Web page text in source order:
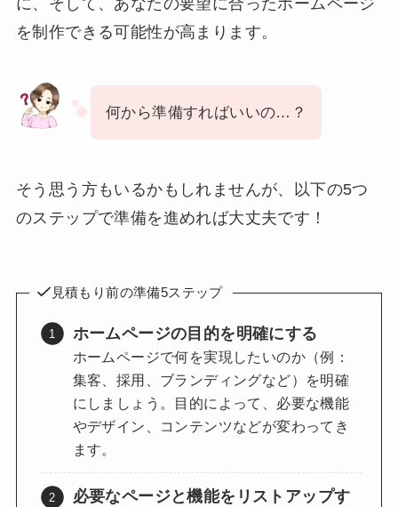
に、そして、あなたの要望に合ったホームページ
を制作できる可能性が高まります。
何から準備すればいいの…？
そう思う方もいるかもしれませんが、以下の5つ
のステップで準備を進めれば大丈夫です！
見積もり前の準備5ステップ
ホームページの目的を明確にする
ホームページで何を実現したいのか（例：
集客、採用、ブランディングなど）を明確
にしましょう。目的によって、必要な機能
やデザイン、コンテンツなどが変わってき
ます。
必要なページと機能をリストアップす